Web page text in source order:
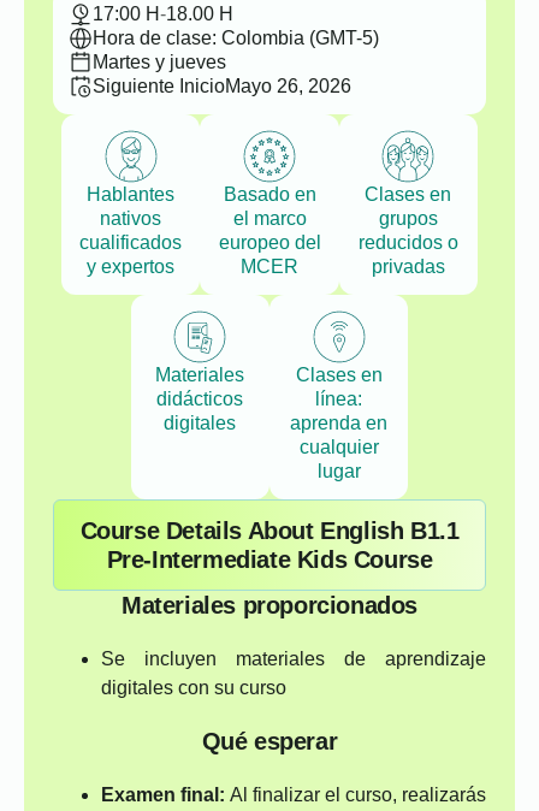
17:00 H-18.00 H
Hora de clase: Colombia (GMT-5)
Martes y jueves
Siguiente InicioMayo 26, 2026
Hablantes
nativos
cualificados
y expertos
Basado en
el marco
europeo del
MCER
Clases en
grupos
reducidos o
privadas
Materiales
didácticos
digitales
Clases en
línea:
aprenda en
cualquier
lugar
Course Details About English B1.1
Pre-Intermediate Kids Course
Materiales proporcionados
Se incluyen materiales de aprendizaje
digitales con su curso
Qué esperar
Examen final: Al finalizar el curso, realizarás